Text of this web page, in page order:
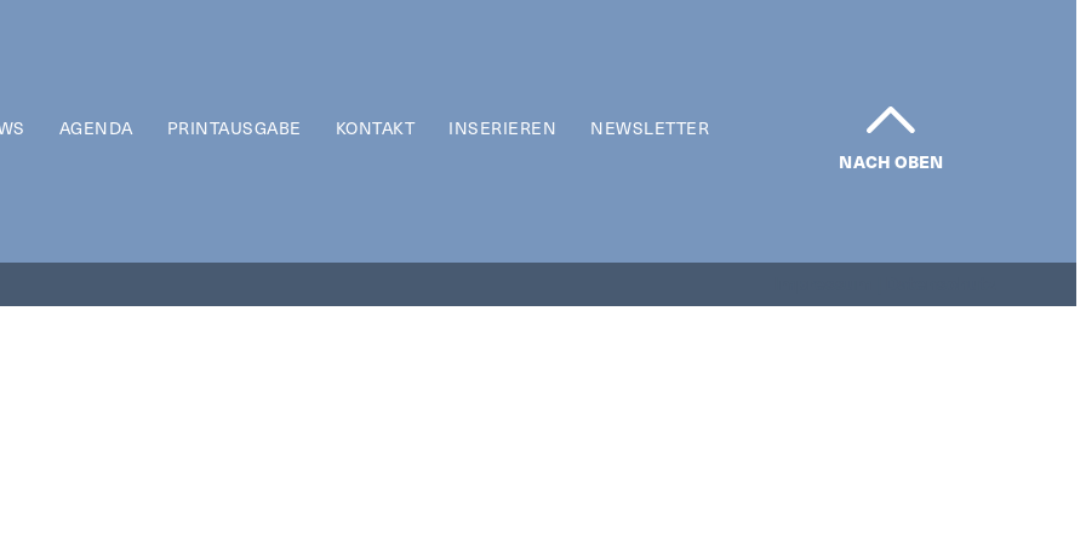
AGENDA PRINTAUSGABE KONTAKT INSERIEREN
NEWSLETTER
NACH OBEN